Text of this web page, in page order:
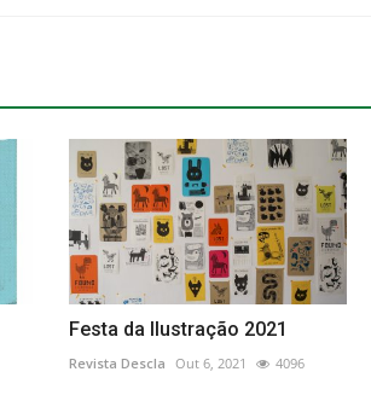
Festa da Ilustração 2021
Revista Descla Out 6, 2021 4096